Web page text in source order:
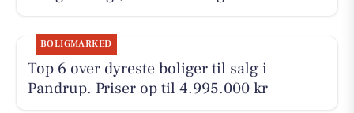
BOLIGMARKED
Top 6 over dyreste boliger til salg i
Pandrup. Priser op til 4.995.000 kr